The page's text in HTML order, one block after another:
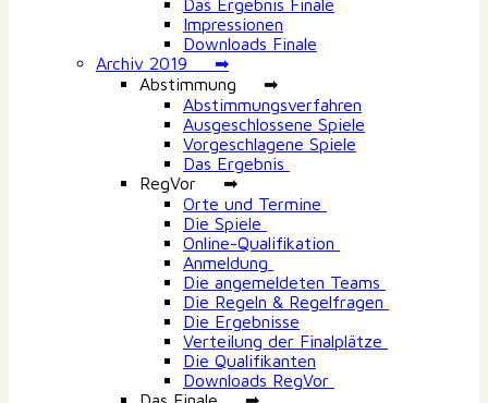
Das Ergebnis Finale
Impressionen
Downloads Finale
Archiv 2019 ➡
Abstimmung ➡
Abstimmungsverfahren
Ausgeschlossene Spiele
Vorgeschlagene Spiele
Das Ergebnis
RegVor ➡
Orte und Termine
Die Spiele
Online-Qualifikation
Anmeldung
Die angemeldeten Teams
Die Regeln & Regelfragen
Die Ergebnisse
Verteilung der Finalplätze
Die Qualifikanten
Downloads RegVor